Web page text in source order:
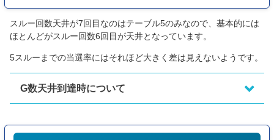
スルー回数天井が7回目なのはテーブル5のみなので、基本的には
ほとんどがスルー回数6回目が天井となっています。
5スルーまでの当選率にはそれほど大きく差は見えないようです。
G数天井到達時について
こちらはかなり当選率が上がっています!!